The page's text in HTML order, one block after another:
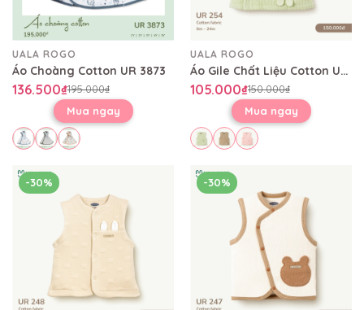
UALA ROGO
Áo Choàng Cotton UR 3873
136.500₫195.000₫
Mua ngay
UALA ROGO
Áo Gile Chất Liệu Cotton UR 254
105.000₫150.000₫
Mua ngay
-30% -30%